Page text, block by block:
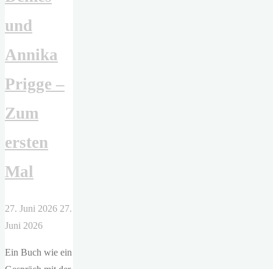
und
Annika
Prigge –
Zum
ersten
Mal
27. Juni 2026 27.
Juni 2026
Ein Buch wie ein